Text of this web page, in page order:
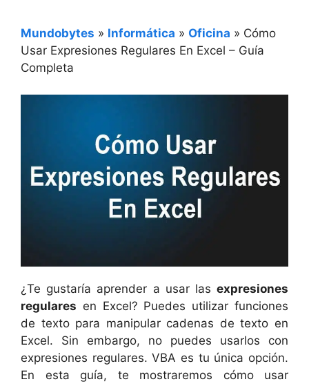
Mundobytes » Informática » Oficina » Cómo
Usar Expresiones Regulares En Excel – Guía
Completa
¿Te gustaría aprender a usar las expresiones
regulares en Excel? Puedes utilizar funciones
de texto para manipular cadenas de texto en
Excel. Sin embargo, no puedes usarlos con
expresiones regulares. VBA es tu única opción.
En esta guía, te mostraremos cómo usar